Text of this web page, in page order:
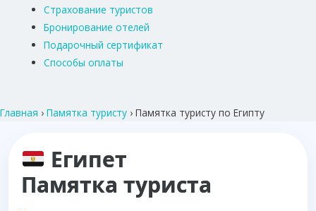
Страхование туристов
Бронирование отелей
Подарочный сертификат
Способы оплаты
Главная › Памятка туристу › Памятка туристу по Египту
Египет
Памятка туриста